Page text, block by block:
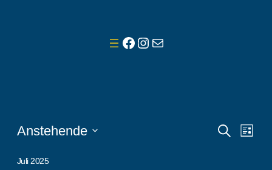
Facebook
Instagram
E-Mail
Veranstaltungen Suche
Liste
Anstehende
wählen.
Juli 2025